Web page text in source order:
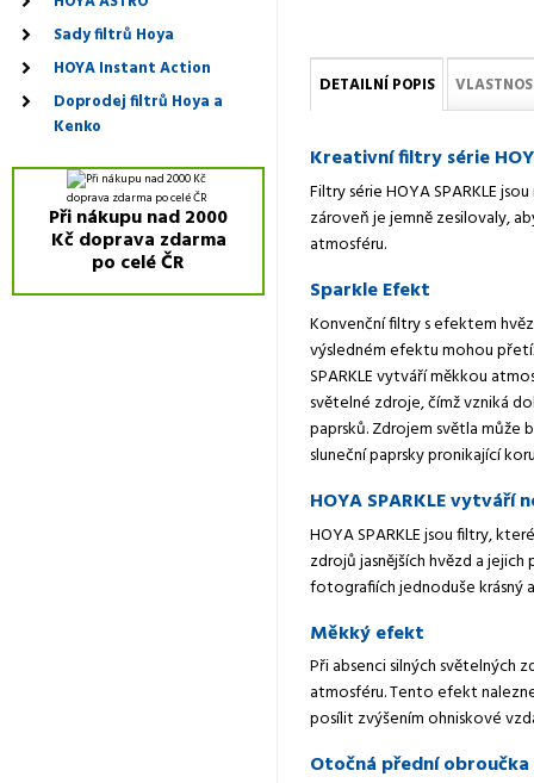
DETAILNÍ POPIS
Kreativní filtry série
Filtry série HOYA SPARKLE
zároveň je jemně zesilovaly,
atmosféru.
Sparkle Efekt
Konvenční filtry s efektem
výsledném efektu mohou
SPARKLE vytváří měkkou
světelné zdroje, čímž vzniká
paprsků. Zdrojem světla
sluneční paprsky pronikající
HOYA SPARKLE
HOYA SPARKLE jsou filtry,
zdrojů jasnějších hvězd a
fotografiích jednoduše krásný
Měkký efekt
Při absenci silných světelných
atmosféru. Tento efekt
posílit zvýšením ohniskové
Otočná přední obroučka
Sady filtrů Hoya
HOYA Instant Action
Doprodej filtrů Hoya a
Kenko
Při nákupu nad 2000
Kč doprava zdarma
po celé ČR